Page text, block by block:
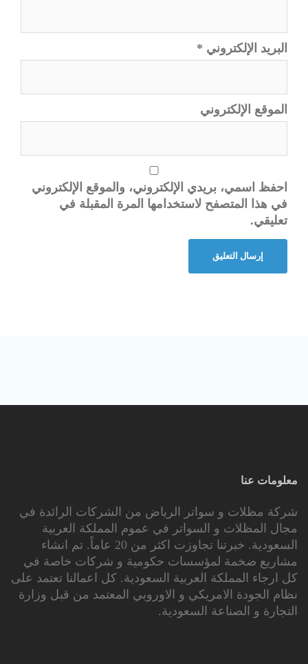
البريد الإلكتروني*
الموقع الإلكتروني
احفظ اسمي، بريدي الإلكتروني، والموقع الإلكتروني
في هذا المتصفح لاستخدامها المرة المقبلة في
تعليقي.
عنا
مظلات و سواتر الرياض من الشركات الرائدة في
المظلات و السواتر في عموم المملكة العربية
السعودية. خبرتنا تجاوزت اكثر من 20 عاماً. تم انشاء
ضخمة لمؤسسات حكومية و شركات خاصة في
ارجاء المملكة العربية السعودية. كل اعمالنا تعتمد على
الجودة الامريكي و الاوروبي المعتمد من قبل وزارة
و الصناعة السعودية.